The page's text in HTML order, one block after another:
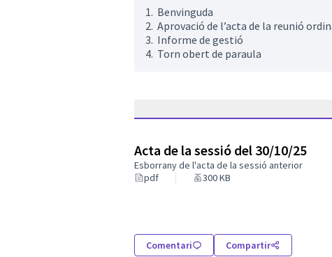
1. Benvinguda
2. Aprovació de l’acta de la reunió
3. Informe de gestió
4. Torn obert de paraula
Acta de la sessió del 30/10/25
Esborrany de l'acta de la sessió anterior
pdf
300 KB
Comentari Compartir